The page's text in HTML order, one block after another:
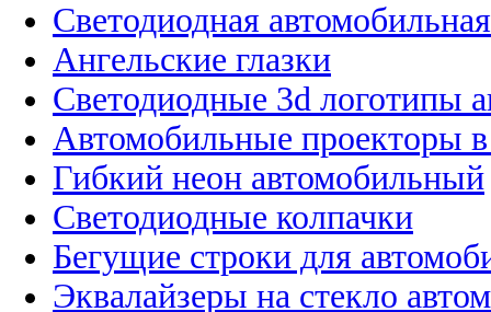
Светодиодная
Ангельские глазки
Светодиодные 3d логотипы
Автомобильные проекторы
Гибкий неон автомобильный
Светодиодные колпачки
Бегущие строки для
Эквалайзеры на стекло